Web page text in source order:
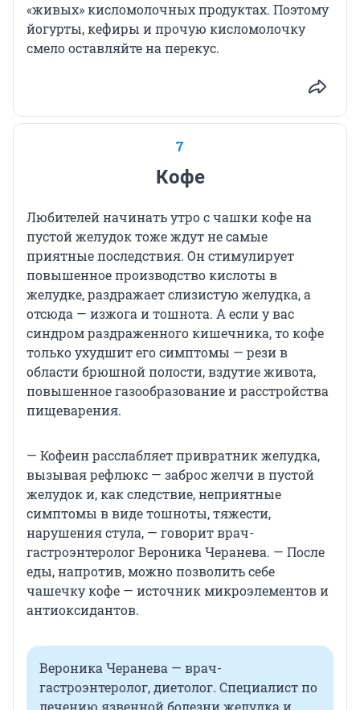
«живых» кисломолочных продуктах. Поэтому
йогурты, кефиры и прочую кисломолочку
смело оставляйте на перекус.
7
Кофе
Любителей начинать утро с чашки кофе на
пустой желудок тоже ждут не самые
приятные последствия. Он стимулирует
повышенное производство кислоты в
желудке, раздражает слизистую желудка, а
отсюда — изжога и тошнота. А если у вас
синдром раздраженного кишечника, то кофе
только ухудшит его симптомы — рези в
области брюшной полости, вздутие живота,
повышенное газообразование и расстройства
пищеварения.
— Кофеин расслабляет привратник желудка,
вызывая рефлюкс — заброс желчи в пустой
желудок и, как следствие, неприятные
симптомы в виде тошноты, тяжести,
нарушения стула, — говорит врач-
гастроэнтеролог Вероника Черанева. — После
еды, напротив, можно позволить себе
чашечку кофе — источник микроэлементов и
антиоксидантов.
Вероника Черанева — врач-
гастроэнтеролог, диетолог. Специалист по
лечению язвенной болезни желудка и